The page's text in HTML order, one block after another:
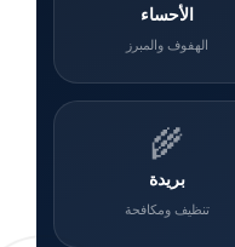
الأحساء
الهفوف والمبرز
🌾
بريدة
تنظيف ومكافحة